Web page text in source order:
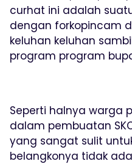
curhat ini adalah
dengan forkopincam
keluhan keluhan
program program
Seperti halnya warga
dalam pembuatan
yang sangat sulit
belangkonya tidak